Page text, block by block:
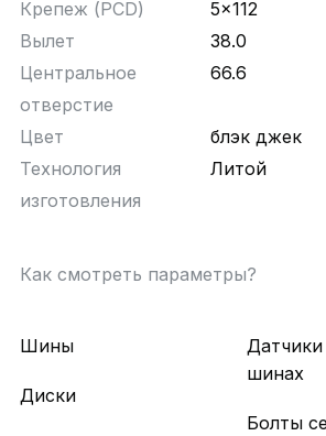
Крепеж (PCD)
5x112
Вылет
38.0
Центральное
отверстие
66.6
Цвет
блэк джек
Технология
изготовления
Литой
Как смотреть параметры?
Шины
Диски
шинах
Болты